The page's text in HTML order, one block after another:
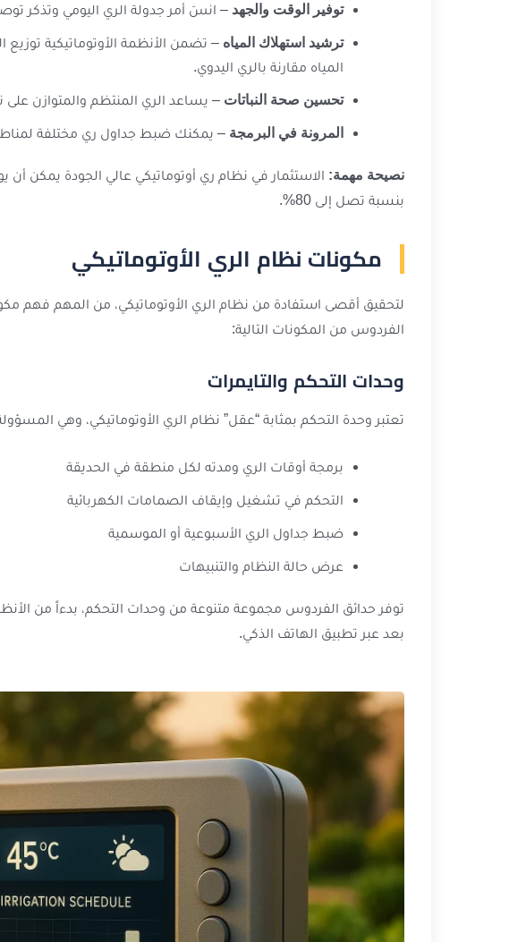
توفير الوقت والجهد – انسَ أمر جدولة الري اليومي وتذكر
ترشيد استهلاك المياه
المياه مقارنة بالري اليدوي.
تحسين صحة النباتات – يساعد الري المنتظم والمتوازن على
المرونة في البرمجة – يمكنك ضبط جداول ري مختلفة لمناطق
نصيحة مهمة:
بنسبة تصل إلى 80%.
مكونات نظام الري الأوتوماتيكي
لتحقيق أقصى استفادة من نظام الري الأوتوماتيكي، من المهم فهم
الفردوس من المكونات التالية:
وحدات التحكم والتايمرات
تعتبر وحدة التحكم بمثابة “عقل” نظام الري الأوتوماتيكي، وهي
برمجة أوقات الري ومدته لكل منطقة في الحديقة
التحكم في تشغيل وإيقاف الصمامات الكهربائية
ضبط جداول الري الأسبوعية أو الموسمية
عرض حالة النظام والتنبيهات
توفر حدائق الفردوس مجموعة متنوعة من وحدات التحكم، بدءاً من
بعد عبر تطبيق الهاتف الذكي.